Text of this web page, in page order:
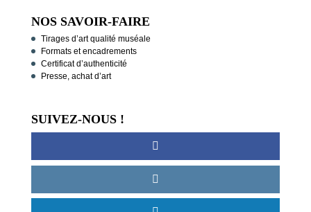
NOS SAVOIR-FAIRE
Tirages d’art qualité muséale
Formats et encadrements
Certificat d’authenticité
Presse, achat d’art
SUIVEZ-NOUS !